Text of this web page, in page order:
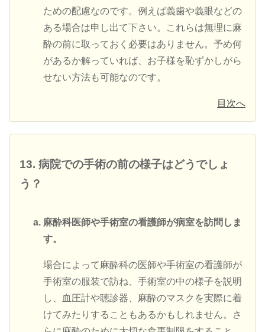
ための配慮なのです。例えば義歯や義眼などの
ある場合は申し出て下さい。これらは無理に麻
酔の前に取っておく必要はありません。予め何
があるか解っていれば、お子様を恥ずかしがら
せない方法も可能なのです。
目次へ
13. 病院での手術の前の様子はどうでしょ
う？
麻酔科医師や手術室の看護師が病室を訪問しま
す。
場合によって麻酔科の医師や手術室の看護師が
手術室の服装で訪ね、手術室の中の様子を説明
し、血圧計や聴診器、麻酔のマスクを実際に着
けてみたりすることもあるかもしれません。さ